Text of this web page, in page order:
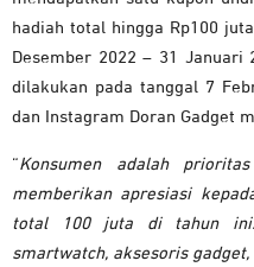
hadiah total hingga Rp100
Desember 2022 – 31 Januari
dilakukan pada tanggal 7
dan Instagram Doran Gadget
“Konsumen adalah
memberikan apresiasi
total 100 juta di tahun
smartwatch, aksesoris gadget,